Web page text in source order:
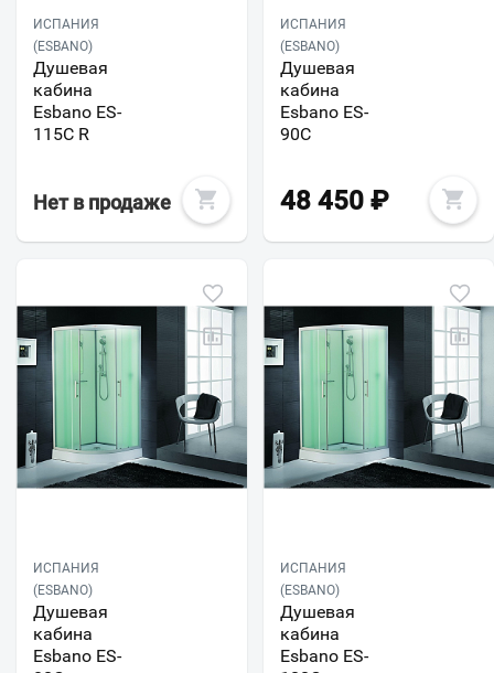
ИСПАНИЯ
(ESBANO)
Душевая
кабина
Esbano ES-
115C R
Нет в продаже
ИСПАНИЯ
(ESBANO)
Душевая
кабина
Esbano ES-
90C
48 450 ₽
ИСПАНИЯ
(ESBANO)
Душевая
кабина
Esbano ES-
ИСПАНИЯ
(ESBANO)
Душевая
кабина
Esbano ES-